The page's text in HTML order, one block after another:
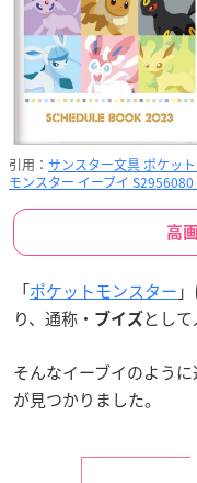
引用： サンスター文具 ポケッ
モンスター イーブイ S2956080
高
「ポケットモンスター
り、通称・ ブイズとして
そんなイーブイのように
が見つかりました。